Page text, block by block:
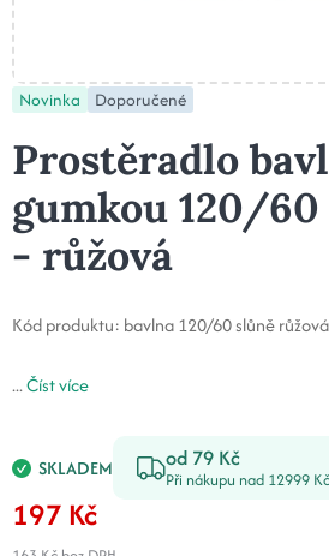
Novinka Doporučené
Prostěradlo
gumkou 120/
- růžová
Kód produktu: bavlna 120/60 slůně
...Číst více
SKLADEM od 79 Kč
Při nákupu nad 12999
197 Kč